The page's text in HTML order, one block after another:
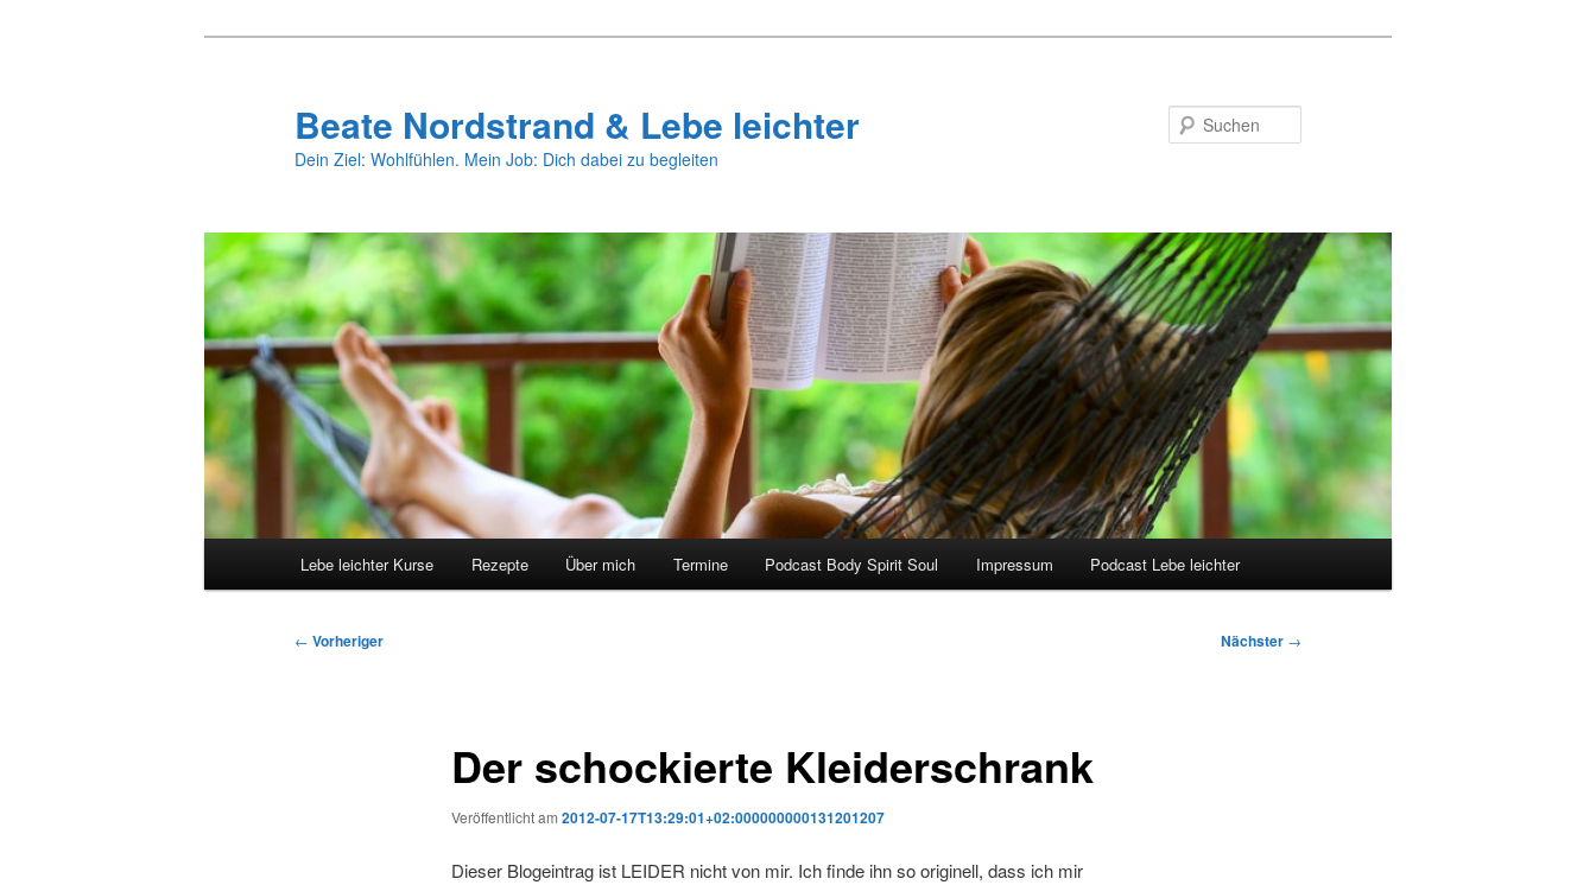
Beate Nordstrand & Lebe leichter
Dein Ziel: Wohlfühlen. Mein Job: Dich dabei zu begleiten
Lebe leichter Kurse Rezepte Über mich Termine Podcast Body Spirit Soul Impressum Podcast Lebe leichter
Beitragsnavigation
← Vorheriger Nächster →
Der schockierte Kleiderschrank
Veröffentlicht am 2012-07-17T13:29:01+02:000000000131201207
Dieser Blogeintrag ist LEIDER nicht von mir. Ich finde ihn so originell, dass ich mir